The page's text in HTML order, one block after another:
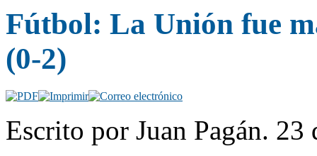
Fútbol: La Unión fue
(0-2)
Escrito por Juan Pagán.